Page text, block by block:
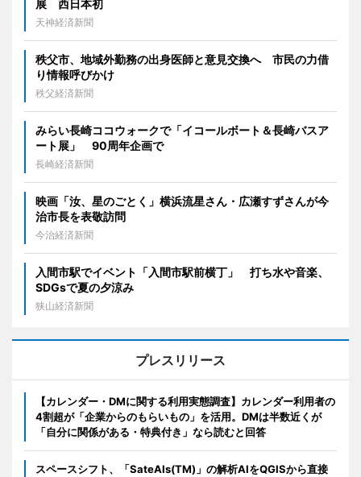
展 西日本初
天神経済新聞
秩父市、地域外勤務の出身医師と意見交換へ 市民の力借
り情報呼びかけ
秩父経済新聞
みらい長崎ココウォークで「イコールボート＆長崎バスア
ート展」 90周年企画で
長崎経済新聞
映画「汝、星のごとく」横浜流星さん・広瀬すずさんが今
治市長を表敬訪問
今治経済新聞
入間市駅でイベント「入間市駅前横丁」 打ち水や音楽、
SDGsで夏の夕涼み
狭山経済新聞
プレスリリース
【カレンダー・DMに関する利用実態調査】カレンダー利用者の
4割超が「企業からのもらいもの」を活用。DMは半数近くが
「自分に関係がある・特典付き」なら読むと回答
スペースシフト、「SateAIs(TM)」の解析AIをQGISから直接